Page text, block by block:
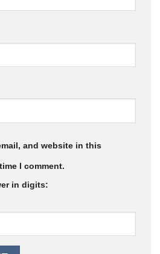
and website in this
I comment.
in digits: